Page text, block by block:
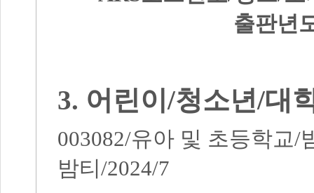
출판년
3. 어린이/청소년/대
003082/유아 및 초등학교/
밤티 /2024/7